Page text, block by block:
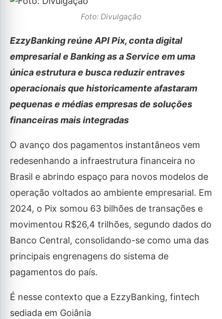
Foto: Divulgação
EzzyBanking reúne API Pix, conta digital
empresarial e Banking as a Service em uma
única estrutura e busca reduzir entraves
operacionais que historicamente afastaram
pequenas e médias empresas de soluções
financeiras mais integradas
O avanço dos pagamentos instantâneos vem
redesenhando a infraestrutura financeira no
Brasil e abrindo espaço para novos modelos de
operação voltados ao ambiente empresarial. Em
2024, o Pix somou 63 bilhões de transações e
movimentou R$26,4 trilhões, segundo dados do
Banco Central, consolidando-se como uma das
principais engrenagens do sistema de
pagamentos do país.
É nesse contexto que a EzzyBanking, fintech
sediada em Goiânia